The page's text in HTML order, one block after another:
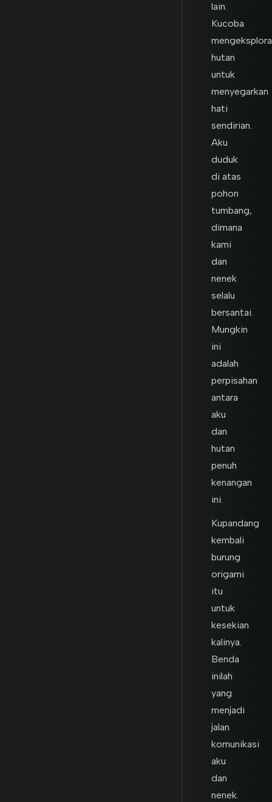
lain.
Kucoba
hutan
untuk
menyegarkan
hati
sendirian.
Aku
duduk
di atas
pohon
tumbang,
dimana
kami
dan
nenek
selalu
bersantai.
Mungkin
ini
adalah
perpisahan
antara
aku
dan
hutan
penuh
kenangan
ini.
Kupandang
kembali
burung
origami
itu
untuk
kesekian
kalinya.
Benda
inilah
yang
menjadi
jalan
komunikasi
aku
dan
nenek.